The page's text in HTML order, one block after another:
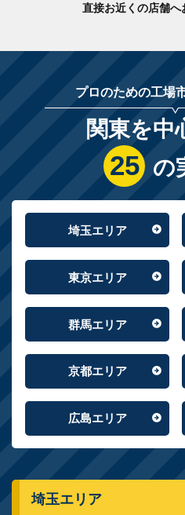
直接お近くの店舗へ
プロのための工場
関東を中
25 の
埼玉エリア
東京エリア
群馬エリア
京都エリア
広島エリア
埼玉エリア